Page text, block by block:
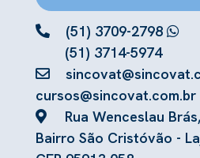
(51) 3709-2798
(51) 3714-5974
cursos@sincovat.com.br
Rua Wenceslau
Bairro São Cristóvão -